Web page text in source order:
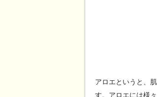
アロエというと、
す。アロエには様